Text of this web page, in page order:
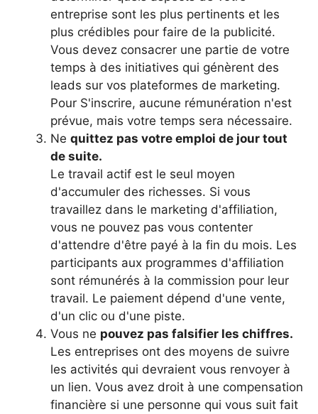
entreprise sont les plus pertinents et les
plus crédibles pour faire de la publicité.
Vous devez consacrer une partie de votre
temps à des initiatives qui génèrent des
leads sur vos plateformes de marketing.
Pour S'inscrire, aucune rémunération n'est
prévue, mais votre temps sera nécessaire.
Ne quittez pas votre emploi de jour tout
de suite.
Le travail actif est le seul moyen
d'accumuler des richesses. Si vous
travaillez dans le marketing d'affiliation,
vous ne pouvez pas vous contenter
d'attendre d'être payé à la fin du mois. Les
participants aux programmes d'affiliation
sont rémunérés à la commission pour leur
travail. Le paiement dépend d'une vente,
d'un clic ou d'une piste.
Vous ne pouvez pas falsifier les chiffres.
Les entreprises ont des moyens de suivre
les activités qui devraient vous renvoyer à
un lien. Vous avez droit à une compensation
financière si une personne qui vous suit fait